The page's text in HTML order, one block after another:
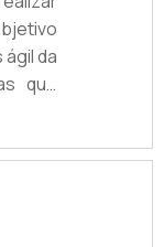
da
que
da
ao